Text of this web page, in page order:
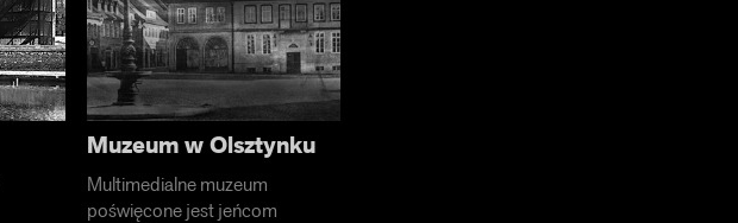
Muzeum w Olsztynku
Multimedialne muzeum
poświęcone jest jeńcom